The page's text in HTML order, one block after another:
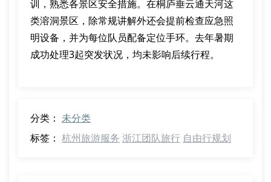
训，熟悉各景区安全措施。在桐庐垂云通天河这
类溶洞景区，除常规讲解外还会提前检查应急照
明设备，并为每位队员配备定位手环。去年暑期
成功处理3起突发状况，均未影响后续行程。
分类： 未分类
标签： 杭州旅游服务 浙江团队旅行 自由行规划